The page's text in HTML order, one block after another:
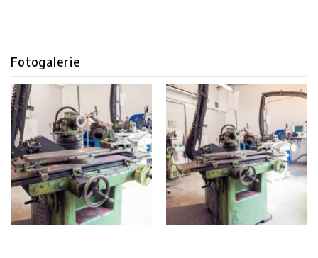
Fotogalerie